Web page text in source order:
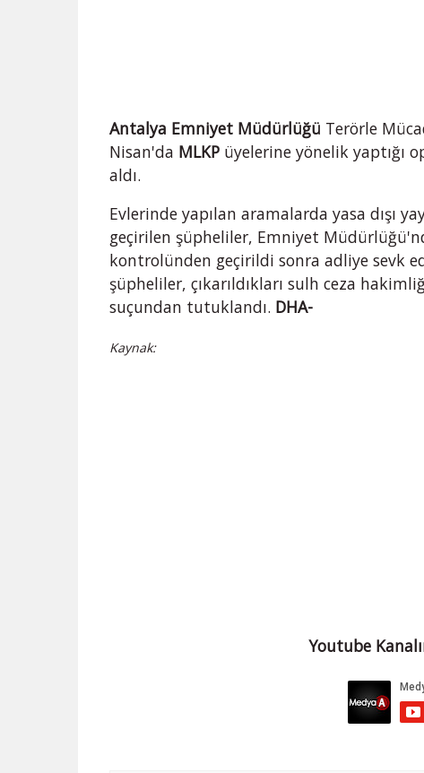
Antalya Emniyet Müdürlüğü Terörle
Nisan'da MLKP üyelerine yönelik yaptığı
aldı.
Evlerinde yapılan aramalarda yasa dışı
geçirilen şüpheliler, Emniyet
kontrolünden geçirildi sonra adliye sevk
şüpheliler, çıkarıldıkları sulh ceza
suçundan tutuklandı. DHA-
Kaynak:
Youtube